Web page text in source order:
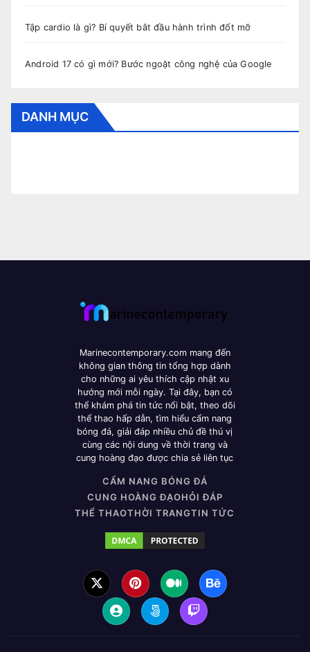
Tập cardio là gì? Bí quyết bắt đầu hành trình đốt mỡ
Android 17 có gì mới? Bước ngoặt công nghệ của Google
DANH MỤC
Marinecontemporary.com mang đến
không gian thông tin tổng hợp dành
cho những ai yêu thích cập nhật xu
hướng mới mỗi ngày. Tại đây, bạn có
thể khám phá tin tức nổi bật, theo dõi
thể thao hấp dẫn, tìm hiểu cẩm nang
bóng đá, giải đáp nhiều chủ đề thú vị
cùng các nội dung về thời trang và
cung hoàng đạo được chia sẻ liên tục
CẨM NANG BÓNG ĐÁ
CUNG HOÀNG ĐẠOHỎI ĐÁP
THỂ THAOTHỜI TRANGTIN TỨC